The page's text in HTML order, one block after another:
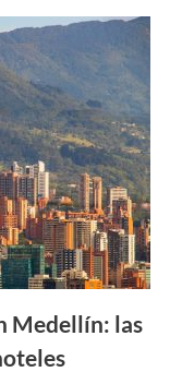
Medellín: las